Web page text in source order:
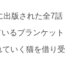
出版された全7話
るブランケット
ていく猫を借り受